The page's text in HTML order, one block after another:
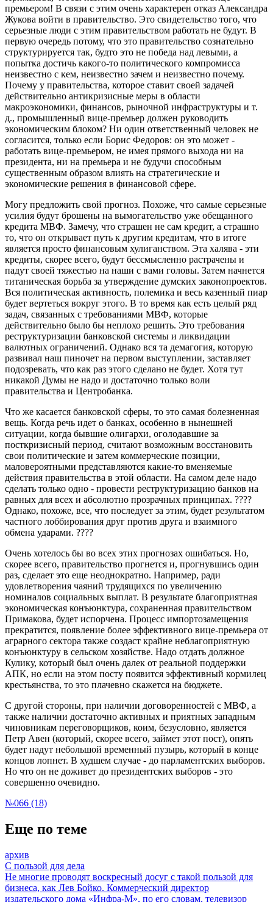
премьером! В связи с этим очень характерен отказ Александра
Жукова войти в правительство. Это свидетельство того, что
серьезные люди с этим правительством работать не будут. В
первую очередь потому, что это правительство сознательно
структурируется так, будто это не победа над левыми, а
попытка достичь какого-то политического компромисса
неизвестно с кем, неизвестно зачем и неизвестно почему.
Почему у правительства, которое ставит своей задачей
действительно антикризисные меры в области
макроэкономики, финансов, рыночной инфраструктуры и т.
д., промышленный вице-премьер должен руководить
экономическим блоком? Ни один ответственный человек не
согласится, только если Борис Федоров: он это может -
работать вице-премьером, не имея прямого выхода ни на
президента, ни на премьера и не будучи способным
существенным образом влиять на стратегические и
экономические решения в финансовой сфере.
Могу предложить свой прогноз. Похоже, что самые серьезные
усилия будут брошены на вымогательство уже обещанного
кредита МВФ. Замечу, что страшен не сам кредит, а страшно
то, что он открывает путь к другим кредитам, что в итоге
является просто финансовым хулиганством. Эта халява - эти
кредиты, скорее всего, будут бессмысленно растрачены и
падут своей тяжестью на наши с вами головы. Затем начнется
титаническая борьба за утверждение думских законопроектов.
Вся политическая активность, полемика и весь казенный пиар
будет вертеться вокруг этого. В то время как есть целый ряд
задач, связанных с требованиями МВФ, которые
действительно было бы неплохо решить. Это требования
реструктуризации банковской системы и ликвидации
валютных ограничений. Однако вся та демагогия, которую
развивал наш пиночет на первом выступлении, заставляет
подозревать, что как раз этого сделано не будет. Хотя тут
никакой Думы не надо и достаточно только воли
правительства и Центробанка.
Что же касается банковской сферы, то это самая болезненная
вещь. Когда речь идет о банках, особенно в нынешней
ситуации, когда бывшие олигархи, оголодавшие за
посткризисный период, считают возможным восстановить
свои политические и затем коммерческие позиции,
маловероятными представляются какие-то вменяемые
действия правительства в этой области. На самом деле надо
сделать только одно - провести реструктуризацию банков на
равных для всех и абсолютно прозрачных принципах. ????
Однако, похоже, все, что последует за этим, будет результатом
частного лоббирования друг против друга и взаимного
обмена ударами. ????
Очень хотелось бы во всех этих прогнозах ошибаться. Но,
скорее всего, правительство прогнется и, прогнувшись один
раз, сделает это еще неоднократно. Например, ради
удовлетворения чаяний трудящихся по увеличению
номиналов социальных выплат. В результате благоприятная
экономическая конъюнктура, сохраненная правительством
Примакова, будет испорчена. Процесс импортозамещения
прекратится, появление более эффективного вице-премьера от
аграрного сектора также создаст крайне неблагоприятную
конъюнктуру в сельском хозяйстве. Надо отдать должное
Кулику, который был очень далек от реальной поддержки
АПК, но если на этом посту появится эффективный кормилец
крестьянства, то это плачевно скажется на бюджете.
С другой стороны, при наличии договоренностей с МВФ, а
также наличии достаточно активных и приятных западным
чиновникам переговорщиков, коим, безусловно, является
Петр Авен (который, скорее всего, займет этот пост), опять
будет надут небольшой временный пузырь, который в конце
концов лопнет. В худшем случае - до парламентских выборов.
Но что он не доживет до президентских выборов - это
совершенно очевидно.
№066 (18)
Еще по теме
архив
С пользой для дела
Не многие проводят воскресный досуг с такой пользой для
бизнеса, как Лев Бойко. Коммерческий директор
издательского дома «Инфра-М», по его словам, телевизор